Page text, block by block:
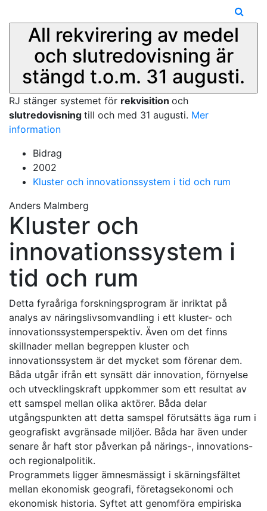
All rekvirering av medel
och slutredovisning är
stängd t.o.m. 31 augusti.
RJ stänger systemet för rekvisition och
slutredovisning till och med 31 augusti. Mer
information
Bidrag
2002
Kluster och innovationssystem i tid och rum
Anders Malmberg
Kluster och
innovationssystem i
tid och rum
Detta fyraåriga forskningsprogram är inriktat på
analys av näringslivsomvandling i ett kluster- och
innovationssystemperspektiv. Även om det finns
skillnader mellan begreppen kluster och
innovationssystem är det mycket som förenar dem.
Båda utgår ifrån ett synsätt där innovation, förnyelse
och utvecklingskraft uppkommer som ett resultat av
ett samspel mellan olika aktörer. Båda delar
utgångspunkten att detta samspel förutsätts äga rum i
geografiskt avgränsade miljöer. Båda har även under
senare år haft stor påverkan på närings-, innovations-
och regionalpolitik.
Programmets ligger ämnesmässigt i skärningsfältet
mellan ekonomisk geografi, företagsekonomi och
ekonomisk historia. Syftet att genomföra empiriska